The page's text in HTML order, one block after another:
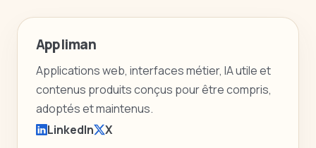
Appliman
Applications web, interfaces métier, IA utile et
contenus produits conçus pour être compris,
adoptés et maintenus.
LinkedIn
X